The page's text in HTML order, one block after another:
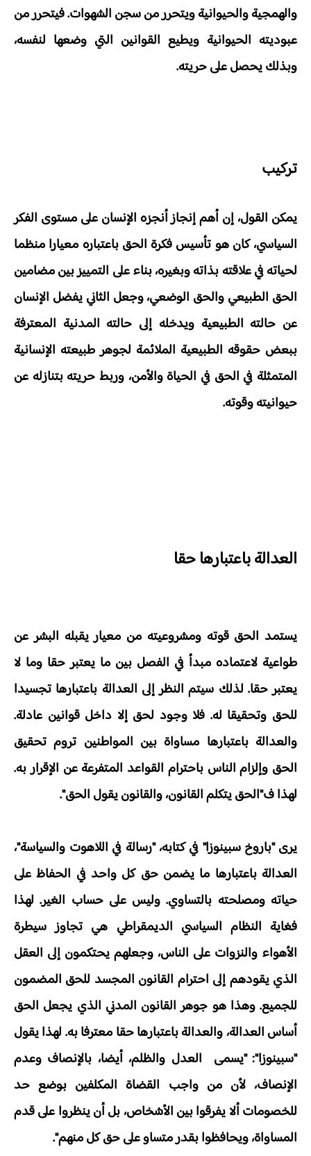
والهمجية والحيوانية ويتحرر من سجن الشهوات. فيتحرر من
عبوديته الحيوانية ويطيع القوانين التي وضعها لنفسه،
وبذلك يحصل على حريته.
تركيب
يمكن القول، إن أهم إنجاز أنجزه الإنسان على مستوى الفكر
السياسي، كان هو تأسيس فكرة الحق باعتباره معيارا منظما
لحياته في علاقته بذاته وبغيره، بناء على التمييز بين مضامين
الحق الطبيعي والحق الوضعي، وجعل الثاني يفضل الإنسان
عن حالته الطبيعية ويدخله إلى حالته المدنية المعترفة
ببعض حقوقه الطبيعية الملائمة لجوهر طبيعته الإنسانية
المتمثلة في الحق في الحياة والأمن، وربط حريته بتنازله عن
حيوانيته وقوته.
العدالة باعتبارها حقا
يستمد الحق قوته ومشروعيته من معيار يقبله البشر عن
طواعية لاعتماده مبدأ في الفصل بين ما يعتبر حقا وما لا
يعتبر حقا. لذلك سيتم النظر إلى العدالة باعتبارها تجسيدا
للحق وتحقيقا له. فلا وجود لحق إلا داخل قوانين عادلة.
والعدالة باعتبارها مساواة بين المواطنين تروم تحقيق
الحق وإلزام الناس باحترام القواعد المتفرعة عن الإقرار به.
لهذا ف"الحق يتكلم القانون، والقانون يقول الحق".
يرى "باروخ سبينوزا" في كتابه، "رسالة في اللاهوت والسياسة"،
العدالة باعتبارها ما يضمن حق كل واحد في الحفاظ على
حياته ومصلحته بالتساوي. وليس على حساب الغير. لهذا
فغاية النظام السياسي الديمقراطي هي تجاوز سيطرة
الأهواء والنزوات على الناس، وجعلهم يحتكمون إلى العقل
الذي يقودهم إلى احترام القانون المجسد للحق المضمون
للجميع. وهذا هو جوهر القانون المدني الذي يجعل الحق
أساس العدالة، والعدالة باعتبارها حقا معترفا به. لهذا يقول
"سبينوزا": "يسمى العدل والظلم، أيضا، بالإنصاف وعدم
الإنصاف، لأن من واجب القضاة المكلفين بوضع حد
للخصومات ألا يفرقوا بين الأشخاص، بل أن ينظروا على قدم
المساواة، ويحافظوا بقدر متساو على حق كل منهم".